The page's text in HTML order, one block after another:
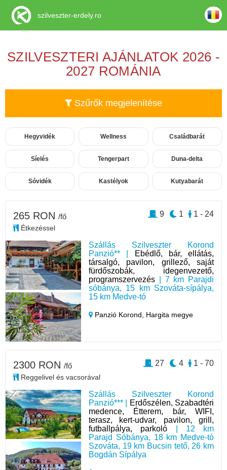
SZILVESZTERI AJÁNLATOK 2026 -
2027 ROMÁNIA
Szűrők megjelenítése
Hegyvidék Wellness Családbarát
Síelés Tengerpart Duna-delta
Sóvidék Kastélyok Kutyabarát
Szállás Szilveszter Korond
Panzió** |
Ebédlő, bár, ellátás,
társalgó, pavilon, grillező, saját
fürdőszobák, idegenvezető,
programszervezés | 7 km Parajdi
sóbánya, 15 km Szováta-sípálya,
15 km Medve-tó
Panzió Korond, Hargita megye
265 RON /fő
Étkezéssel
1 - 24
1
9
Szállás Szilveszter Korond
Panzió*** |
Erdőszélen, Szabadtéri
medence, Étterem, bár, WIFI,
terasz, kert-udvar, pavilon, grill,
futballpálya, parkoló | 12 km
Parajd Sóbánya, 18 km Medve-tó
Szováta, 19 km Bucsin tető, 26 km
Bogdán Sípálya
2300 RON /fő
Reggelivel és vacsorával
1 - 70
4
27
szilveszter-erdely.ro